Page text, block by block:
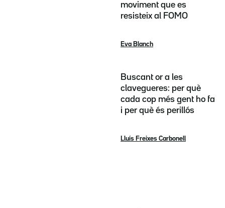
moviment que es
resisteix al FOMO
Eva Blanch
Buscant or a les
clavegueres: per què
cada cop més gent ho fa
i per què és perillós
Lluís Freixes Carbonell